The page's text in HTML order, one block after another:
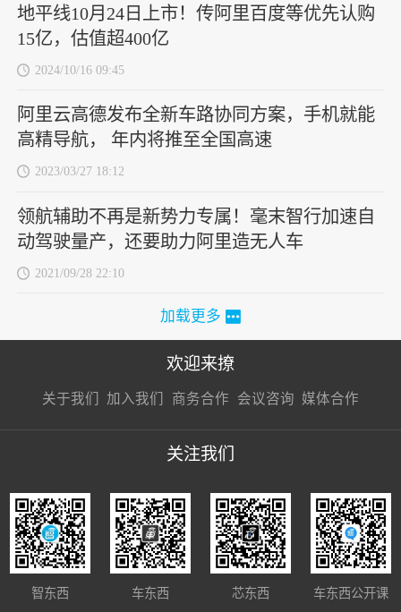
地平线10月24日上市！传阿里百度等优先认购
15亿，估值超400亿
2024/10/16 09:45
阿里云高德发布全新车路协同方案，手机就能
高精导航， 年内将推至全国高速
2023/03/27 18:12
领航辅助不再是新势力专属！毫末智行加速自
动驾驶量产，还要助力阿里造无人车
2021/09/28 22:10
加载更多
欢迎来撩
关于我们 加入我们
接扔简历
商务合作
接开聊
会议咨询 媒体合作
接开聊
关注我们
智东西 车东西 芯东西 车东西公开课